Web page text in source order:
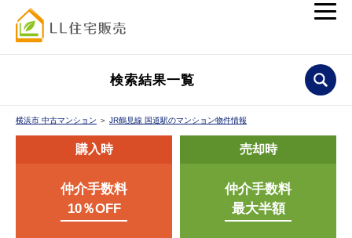
検索結果一覧
横浜市 中古マンション ＞ JR鶴見線 国道駅のマンション物件情報
購入時
仲介手数料
10％OFF
売却時
仲介手数料
最大半額